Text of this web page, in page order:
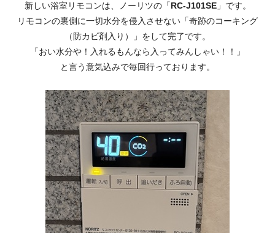
新しい浴室リモコンは、ノーリツの「RC-J101SE」です。
リモコンの裏側に一切水分を侵入させない「奇跡のコーキング
（防カビ剤入り）」をして完了です。
「おい水分や！入れるもんなら入ってみんしゃい！！」
と言う意気込みで毎回行っております。